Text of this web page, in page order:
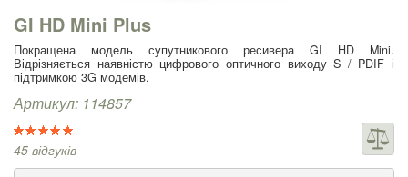
GI HD Mini Plus
Покращена модель супутникового ресивера GI HD Mini.
Відрізняється наявністю цифрового оптичного виходу S / PDIF і
підтримкою 3G модемів.
Артикул: 114857
45 відгуків